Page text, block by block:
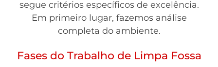
segue critérios específicos de excelência.
Em primeiro lugar, fazemos análise
completa do ambiente.
Fases do Trabalho de Limpa Fossa